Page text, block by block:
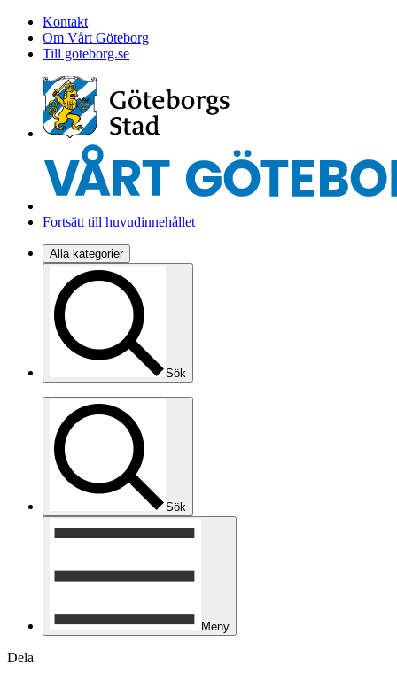
Kontakt
Om Vårt Göteborg
Till goteborg.se
Fortsätt till huvudinnehållet
Alla kategorier
Sök
Sök
Meny
Dela